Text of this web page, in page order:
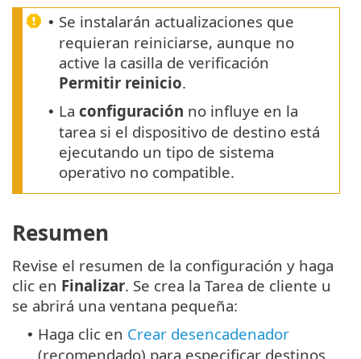
• Se instalarán actualizaciones que
requieran reiniciarse, aunque no
active la casilla de verificación
Permitir reinicio.
• La configuración no influye en la
tarea si el dispositivo de destino está
ejecutando un tipo de sistema
operativo no compatible.
Resumen
Revise el resumen de la configuración y haga
clic en Finalizar. Se crea la Tarea de cliente u
se abrirá una ventana pequeña:
• Haga clic en Crear desencadenador
(recomendado) para especificar destinos